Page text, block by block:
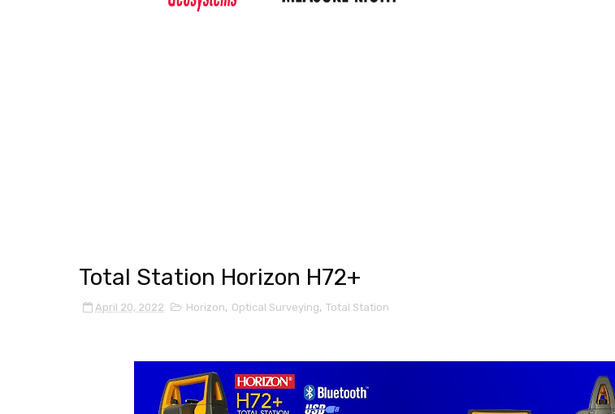
Total Station Horizon H72+
April 20, 2022 Horizon, Optical Surveying, Total Station